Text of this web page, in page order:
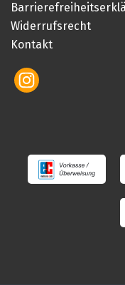
Widerrufsrecht
Kontakt